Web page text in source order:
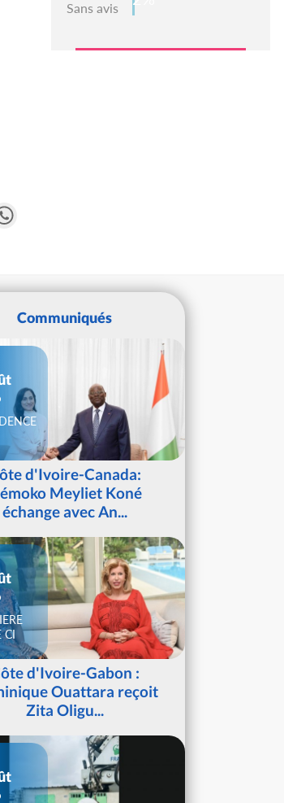
Sans avis
Communiqués
d'Ivoire-Canada:
Meyliet Koné
échange avec An...
CI
d'Ivoire-Gabon :
Ouattara reçoit
Zita Oligu...